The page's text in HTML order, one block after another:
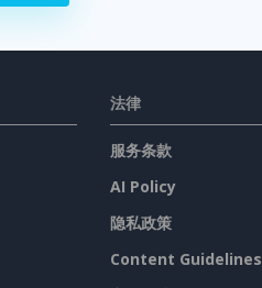
法律
服务条款
AI Policy
隐私政策
Content Guidelines